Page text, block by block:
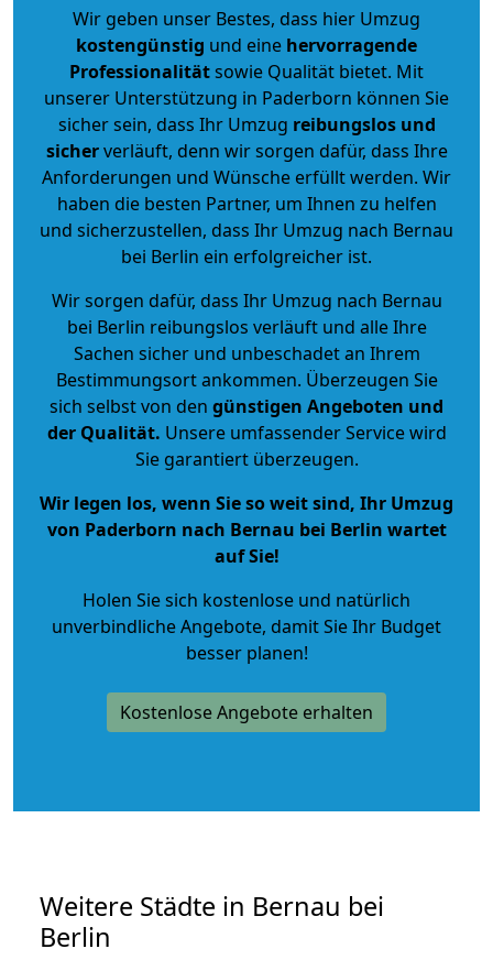
Wir geben unser Bestes, dass hier Umzug
kostengünstig und eine hervorragende
Professionalitätsowie Qualität bietet. Mit
unserer Unterstützung in Paderborn können Sie
sicher sein, dass Ihr Umzug reibungslos und
sicherverläuft, denn wir sorgen dafür, dass Ihre
Anforderungen und Wünsche erfüllt werden. Wir
haben die besten Partner, um Ihnen zu helfen
und sicherzustellen, dass Ihr Umzug nach Bernau
bei Berlin ein erfolgreicher ist.
Wir sorgen dafür, dass Ihr Umzug nach Bernau
bei Berlin reibungslos verläuft und alle Ihre
Sachen sicher und unbeschadet an Ihrem
Bestimmungsort ankommen. Überzeugen Sie
sich selbst von den günstigen Angeboten und
der Qualität. Unsere umfassender Service wird
Sie garantiert überzeugen.
Wir legen los, wenn Sie so weit sind, Ihr Umzug
von Paderborn nach Bernau bei Berlin wartet
auf Sie!
Holen Sie sich kostenlose und natürlich
unverbindliche Angebote, damit Sie Ihr Budget
besser planen!
Kostenlose Angebote erhalten
Weitere Städte in Bernau bei
Berlin